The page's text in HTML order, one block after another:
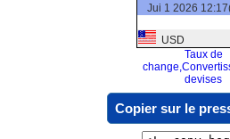
Jui 1 2026
USD
Taux de
devises
Copier sur le